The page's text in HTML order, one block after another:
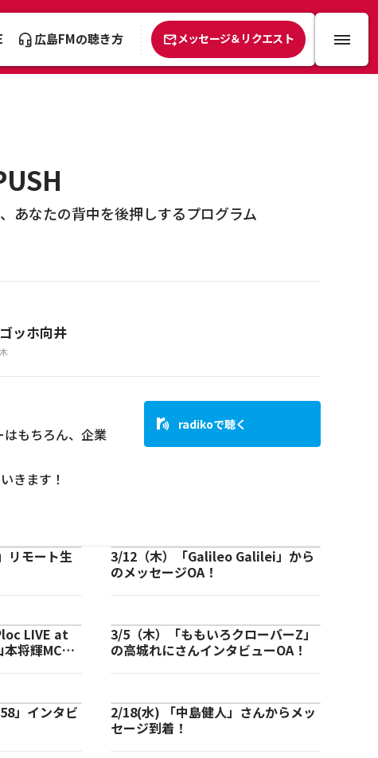
広島FMの聴き方 メッセージ＆リクエスト
あなたの背中を後押しするプログラム
ゴッホ向井
木
もちろん、企業
きます！
radikoで聴く
リモート生
3/12（木）「Galileo Galilei」から
のメッセージOA！
LIVE at
将輝MC出
3/5（木）「ももいろクローバーZ」
の高城れにさんインタビューOA！
」インタビ
2/18(水) 「中島健人」さんからメッ
セージ到着！